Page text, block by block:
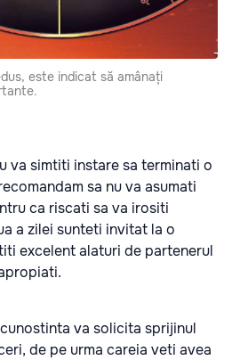
este indicat să amânați
va simtiti instare sa terminati o
sa nu va asumati
ca riscati sa va irositi
a zilei sunteti invitat la o
excelent alaturi de partenerul
va solicita sprijinul
de pe urma careia veti avea